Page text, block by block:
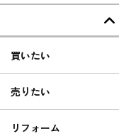
買いたい
売りたい
リフォーム